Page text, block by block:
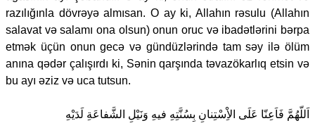
razılığınla dövrəyə almısan. O ay ki, Allahın rəsulu (Allahın
salavat və salamı ona olsun) onun oruc və ibadətlərini bərpa
etmək üçün onun gecə və gündüzlərində tam səy ilə ölüm
anına qədər çalışırdı ki, Sənin qarşında təvazökarlıq etsin və
bu ayı əziz və uca tutsun.
اَللّهُمَّ فَاَعِنّا عَلَى الاِْسْتِنانِ بِسُنَّتِهِ فيهِ وَنَيْلِ الشَّفاعَةِ لَدَيْهِ